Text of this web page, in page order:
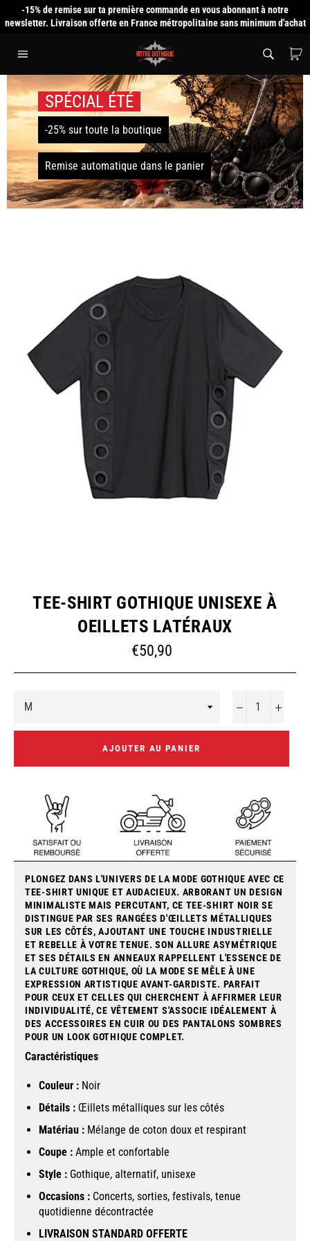
Passer
au
-15% de remise sur ta première commande en vous abonnant à notre
newsletter. Livraison offerte en France métropolitaine sans minimum d'achat
SPÉCIAL ÉTÉ
-25% sur toute la boutique
Remise automatique dans le panier
TEE-SHIRT GOTHIQUE UNISEXE À
OEILLETS LATÉRAUX
Prix
régulier
€50,90
− +
AJOUTER AU PANIER
PLONGEZ DANS L'UNIVERS DE LA MODE GOTHIQUE AVEC CE
TEE-SHIRT UNIQUE ET AUDACIEUX. ARBORANT UN DESIGN
MINIMALISTE MAIS PERCUTANT, CE TEE-SHIRT NOIR SE
DISTINGUE PAR SES RANGÉES D'ŒILLETS MÉTALLIQUES
SUR LES CÔTÉS, AJOUTANT UNE TOUCHE INDUSTRIELLE
ET REBELLE À VOTRE TENUE. SON ALLURE ASYMÉTRIQUE
ET SES DÉTAILS EN ANNEAUX RAPPELLENT L'ESSENCE DE
LA CULTURE GOTHIQUE, OÙ LA MODE SE MÊLE À UNE
EXPRESSION ARTISTIQUE AVANT-GARDISTE. PARFAIT
POUR CEUX ET CELLES QUI CHERCHENT À AFFIRMER LEUR
INDIVIDUALITÉ, CE VÊTEMENT S'ASSOCIE IDÉALEMENT À
DES ACCESSOIRES EN CUIR OU DES PANTALONS SOMBRES
POUR UN LOOK GOTHIQUE COMPLET.
Caractéristiques
Couleur : Noir
Détails : Œillets métalliques sur les côtés
Matériau : Mélange de coton doux et respirant
Coupe : Ample et confortable
Style : Gothique, alternatif, unisexe
Occasions : Concerts, sorties, festivals, tenue
quotidienne décontractée
LIVRAISON STANDARD OFFERTE